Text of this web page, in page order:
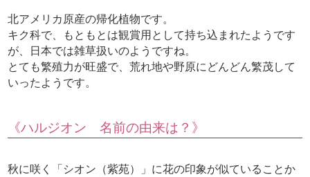
北アメリカ原産の帰化植物です。
キク科で、もともとは観賞用として持ち込まれたようです
が、日本では雑草扱いのようですね。
とても繁殖力が旺盛で、荒れ地や野原にどんどん繁茂して
いったようです。
《ハルジオン 名前の由来は？》
秋に咲く「シオン（紫苑）」に花の印象が似ていることか